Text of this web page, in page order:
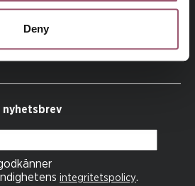
Deny
arbetar
makt att forma samhället och sina
nyhetsbrev
integritetspolicy.